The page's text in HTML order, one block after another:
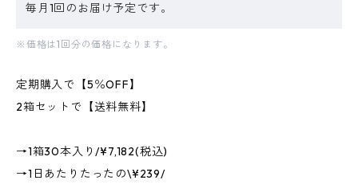
毎月1回のお届け予定です。
※価格は1回分の価格になります。
定期購入で【5％OFF】
2箱セットで【送料無料】
→1箱30本入り/¥7,182(税込)
→1日あたりたったの\¥239/